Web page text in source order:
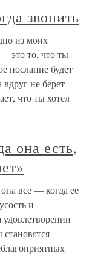
звонить
из моих
это то, что ты
послание будет
не берет
что ты хотел
она есть,
все — когда ее
и